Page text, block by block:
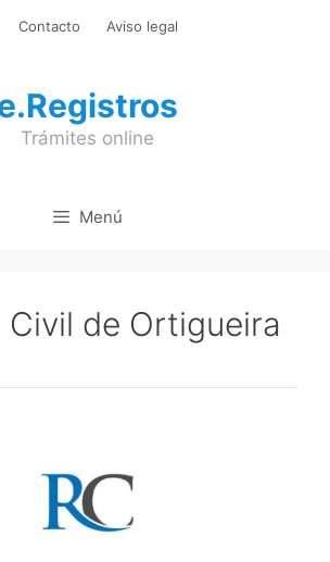
Contacto Aviso legal
Trámites online
Menú
Civil de Ortigueira